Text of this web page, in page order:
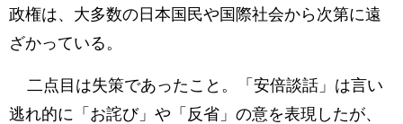
政権は、大多数の日本国民や国際社会から次第に遠
ざかっている。
二点目は失策であったこと。「安倍談話」は言い
逃れ的に「お詫び」や「反省」の意を表現したが、